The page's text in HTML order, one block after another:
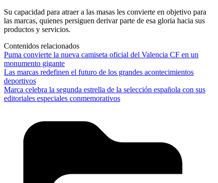
Su capacidad para atraer a las masas les convierte en objetivo para
las marcas, quienes persiguen derivar parte de esa gloria hacia sus
productos y servicios.
Contenidos relacionados
Puma convierte la nueva camiseta oficial del Valencia CF en un
monumento gigante
Las marcas redefinen el futuro de los grandes acontecimientos
deportivos
Marca celebra la segunda estrella de la selección española con sus
editoriales especiales conmemorativos